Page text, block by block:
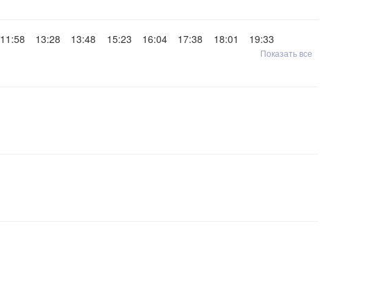
11:58 13:28 13:48 15:23 16:04 17:38 18:01
19:33
Показать все